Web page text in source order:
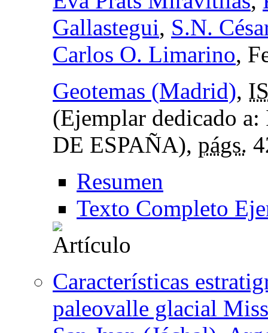
Gallastegui, S.N.
Carlos O. Limarino,
Geotemas (Madrid),
(Ejemplar dedicado
DE ESPAÑA), págs.
Resumen
Texto Completo
Características
paleovalle glacial